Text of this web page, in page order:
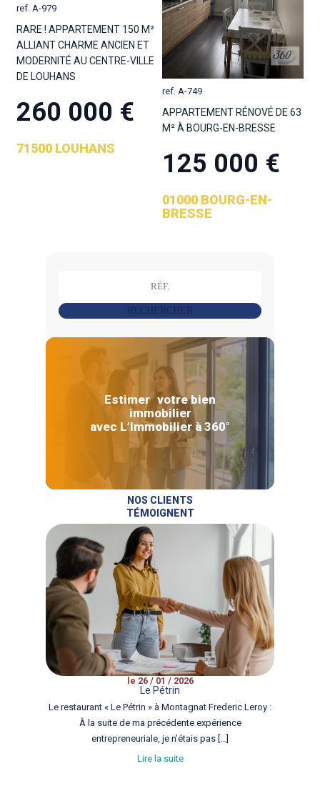
RECHERCHER
Estimer votre bien
immobilier
avec L’Immobilier à 360°
NOS CLIENTS
TÉMOIGNENT
le 26 / 01 / 2026
Le Pétrin
Le restaurant « Le Pétrin » à Montagnat Frederic Leroy :
À la suite de ma précédente expérience
entrepreneuriale, je n’étais pas […]
Lire la suite
ref. A-979
RARE ! APPARTEMENT 150 M²
ALLIANT CHARME ANCIEN ET
MODERNITÉ AU CENTRE-VILLE
DE LOUHANS
260 000 €
71500 LOUHANS
ref. A-749
APPARTEMENT RÉNOVÉ DE 63
M² À BOURG-EN-BRESSE
125 000 €
01000 BOURG-EN-
BRESSE